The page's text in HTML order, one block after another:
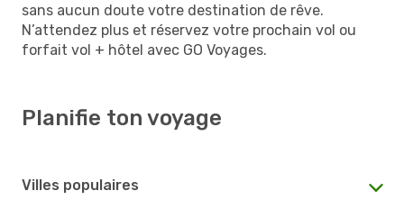
sans aucun doute votre destination de rêve.
N’attendez plus et réservez votre prochain vol ou
forfait vol + hôtel avec GO Voyages.
Planifie ton voyage
Villes populaires